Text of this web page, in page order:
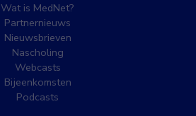
Wat is MedNet?
Partnernieuws
Nieuwsbrieven
Nascholing
Webcasts
Bijeenkomsten
Podcasts